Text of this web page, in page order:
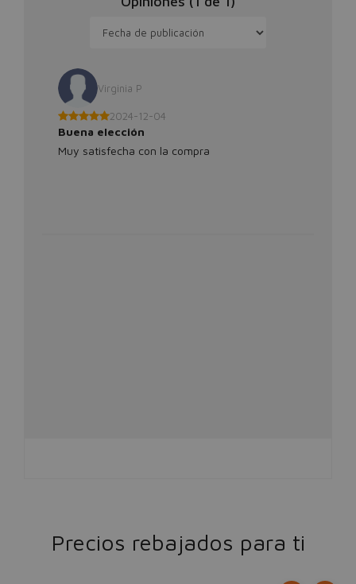
Virginia P
2024-12-04
Buena elección
Muy satisfecha con la compra
Precios rebajados para ti